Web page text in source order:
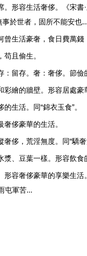
。形容生活奢侈。《宋
於世者，固所不能安也...
曾生活豪奢，食日費萬錢
且偷生。
：留存。奢：奢侈。節儉
繪的牆壁。形容居處豪
生活。同“錦衣玉食”。
侈豪華的生活。
奢侈，荒淫無度。同“驕奢
漿、豆葉一樣。形容飲食
容奢侈豪華的享樂生活
屯軍苦...